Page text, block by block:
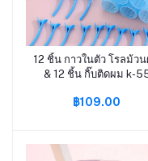
หยิบใส่ตะกร้า
12 ชิ้น กาวในตัว โรลม้ว
& 12 ชิ้น กิ๊บติดผม
฿109.00